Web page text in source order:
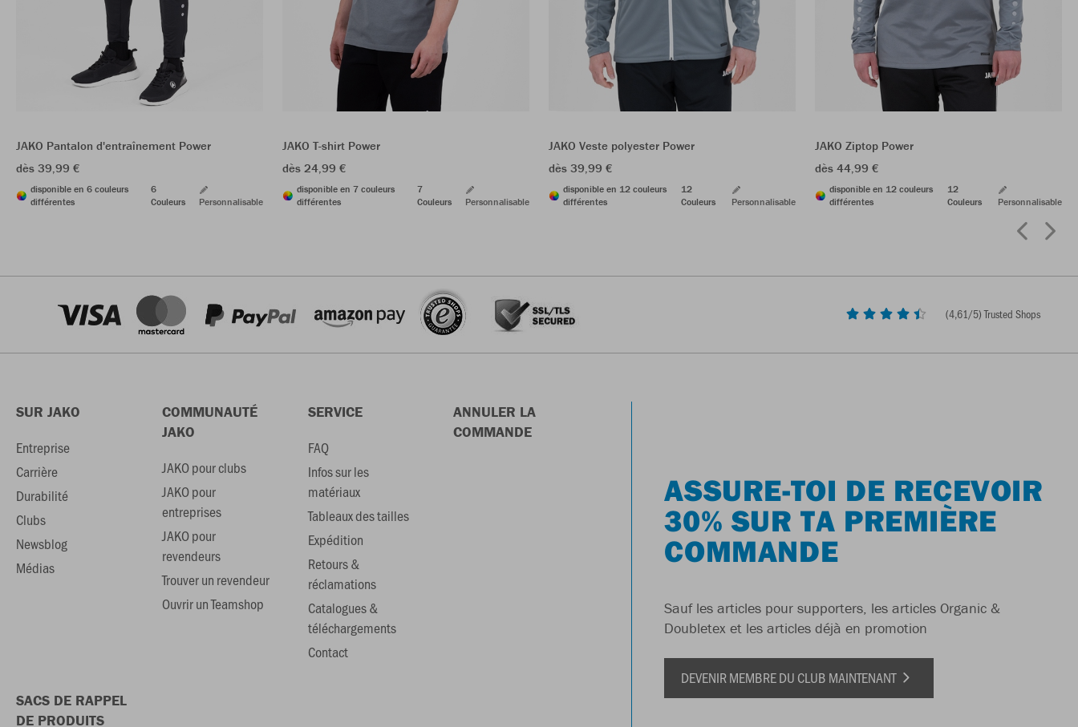
JAKO Pantalon d'entraînement Power
dès 39,99 €
disponible en 6 couleurs
différentes
6
Couleurs
Personnalisable
JAKO T-shirt Power
dès 24,99 €
disponible en 7 couleurs
différentes
7
Couleurs
Personnalisable
JAKO Veste polyester Power
dès 39,99 €
disponible en 12 couleurs
différentes
12
Couleurs
Personnalisable
JAKO Ziptop Power
dès 44,99 €
disponible en 12 couleurs
différentes
12
Couleurs
Personnalisable
(4,61/5) Trusted Shops
SUR JAKO
Entreprise
Carrière
Durabilité
Clubs
Newsblog
Médias
COMMUNAUTÉ
JAKO
JAKO pour clubs
JAKO pour
entreprises
JAKO pour
revendeurs
Trouver un revendeur
Ouvrir un Teamshop
SERVICE
FAQ
Infos sur les
matériaux
Tableaux des tailles
Expédition
Retours &
réclamations
Catalogues &
téléchargements
Contact
ANNULER LA
COMMANDE
SACS DE RAPPEL
DE PRODUITS
ASSURE-TOI DE RECEVOIR
30% SUR TA PREMIÈRE
COMMANDE
Sauf les articles pour supporters, les articles Organic &
Doubletex et les articles déjà en promotion
DEVENIR MEMBRE DU CLUB MAINTENANT